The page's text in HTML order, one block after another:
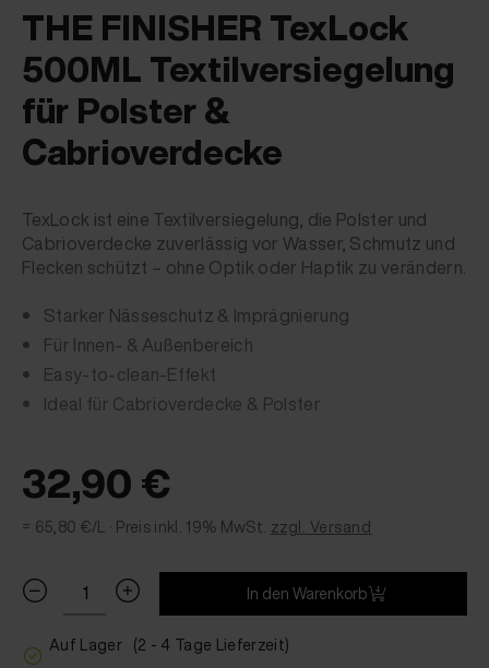
THE FINISHER TexLock
500ML Textilversiegelung
für Polster &
Cabrioverdecke
TexLock ist eine Textilversiegelung, die Polster und
Cabrioverdecke zuverlässig vor Wasser, Schmutz und
Flecken schützt – ohne Optik oder Haptik zu verändern.
Starker Nässeschutz & Imprägnierung
Für Innen- & Außenbereich
Easy-to-clean-Effekt
Ideal für Cabrioverdecke & Polster
32,90 €
= 65,80 €/L · Preis inkl. 19% MwSt. zzgl. Versand
In den Warenkorb
Auf Lager (2 - 4 Tage Lieferzeit)